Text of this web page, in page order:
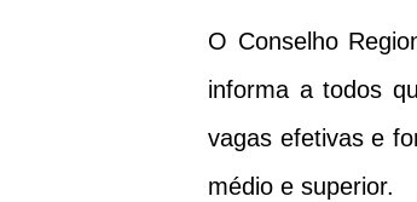
O Conselho
informa a todos
vagas efetivas e
médio e superior.